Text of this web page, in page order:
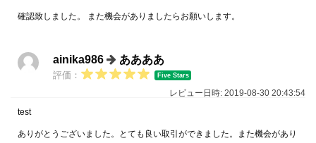
確認致しました。 また機会がありましたらお願いします。
ainika986 ああああ
評価： Five Stars
レビュー日時: 2019-08-30 20:43:54
test
ありがとうございました。とても良い取引ができました。また機会があり